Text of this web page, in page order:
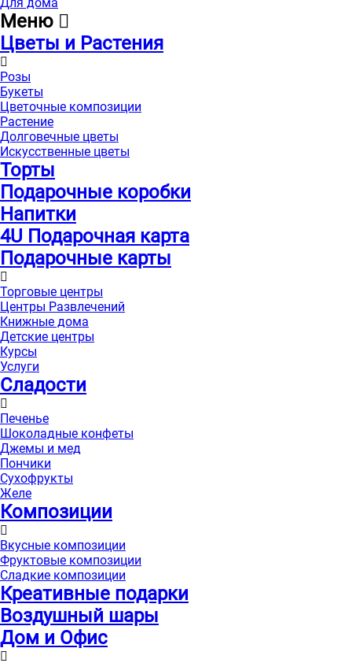
Меню
Цветы и Растения
Розы
Букеты
Цветочные композиции
Растение
Долговечные цветы
Искусственные цветы
Торты
Подарочные коробки
Напитки
4U Подарочная карта
Подарочные карты
Торговые центры
Центры Развлечений
Книжные дома
Детские центры
Курсы
Услуги
Сладости
Печенье
Шоколадные конфеты
Джемы и мед
Пончики
Сухофрукты
Желе
Композиции
Вкусные композиции
Фруктовые композиции
Сладкие композиции
Креативные подарки
Воздушный шары
Дом и Офис